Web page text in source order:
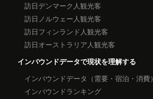
訪日デンマーク人観光客
訪日ノルウェー人観光客
訪日フィンランド人観光客
訪日オーストラリア人観光客
インバウンドデータで現状を理解する
インバウンドデータ（需要・宿泊・消費）
インバウンドランキング